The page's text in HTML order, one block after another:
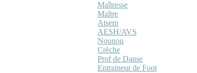
Maîtresse
Maître
Atsem
AESH/AVS
Nounou
Crèche
Prof de Danse
Entraineur de Foot